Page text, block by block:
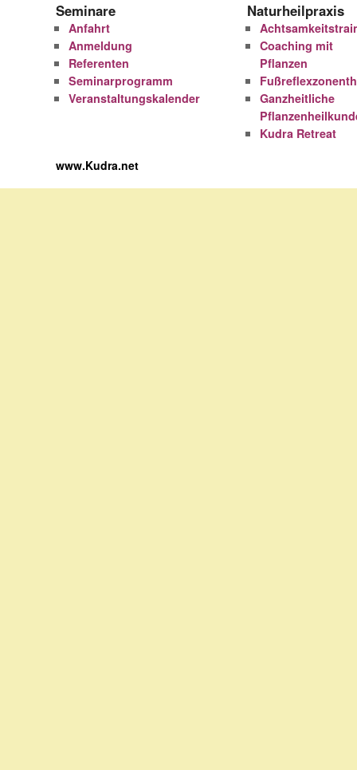
Seminare
Anfahrt
Anmeldung
Referenten
Seminarprogramm
Veranstaltungskalender
Naturheilpraxis
Coaching mit
Pflanzen
Ganzheitliche
Kudra Retreat
www.Kudra.net